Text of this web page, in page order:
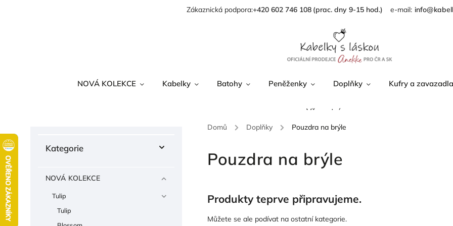
Zákaznická podpora:+420 602 746 108
NOVÁ KOLEKCE Kabelky Batohy Peněženky Doplňky Kufry a zavazadla
Věrnostní program
Domů / Doplňky / Pouzdra na brýle
Kategorie
NOVÁ KOLEKCE
Tulip
Tulip
Pouzdra na brýle
Produkty teprve připravujeme.
Můžete se ale podívat na ostatní kategorie.